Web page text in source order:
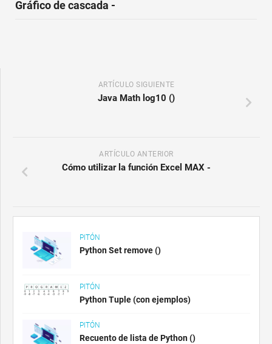
Gráfico de cascada -
ARTÍCULO SIGUIENTE
Java Math log10 ()
ARTÍCULO ANTERIOR
Cómo utilizar la función Excel MAX -
PITÓN
Python Set remove ()
PITÓN
Python Tuple (con ejemplos)
PITÓN
Recuento de lista de Python ()